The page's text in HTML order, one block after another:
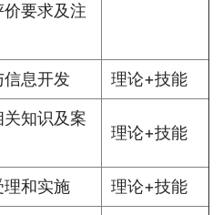
要求及注
信息开发 理论+技能
知识及案
理论+技能
理和实施 理论+技能